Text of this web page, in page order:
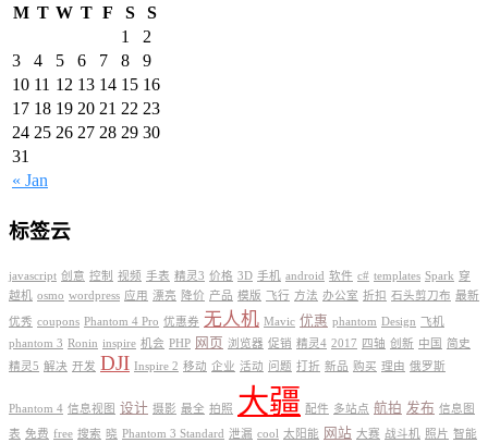
M T W T F S S
« Jan
1
2
3
4 5 6 7 8
9
10 11 12 13 14 15 16
17 18 19 20 21 22 23
24 25 26 27 28 29 30
31
标签云
javascript 创意 控制 视频 手表 精灵3 价格 3D 手机 android 软件 c# templates Spark 穿
越机 osmo wordpress 应用 漂亮 降价 产品 模版 飞行 方法 办公室 折扣 石头剪刀布 最新
优秀 coupons Phantom 4 Pro 优惠券 无人机 Mavic 优惠 phantom Design 飞机
phantom 3 Ronin inspire 机会 PHP 网页 浏览器 促销 精灵4 2017 四轴 创新 中国
简史
精灵5 解决 开发 DJI Inspire 2 移动 企业 活动 问题 打折 新品 购买 理由 俄罗斯
Phantom 4 信息视图 设计 摄影 最全 拍照 大疆 配件 多站点 航拍 发布 信息图
表 免费 free 搜索 晓 Phantom 3 Standard 泄漏 cool 太阳能 网站 大赛 战斗机 照片 智能